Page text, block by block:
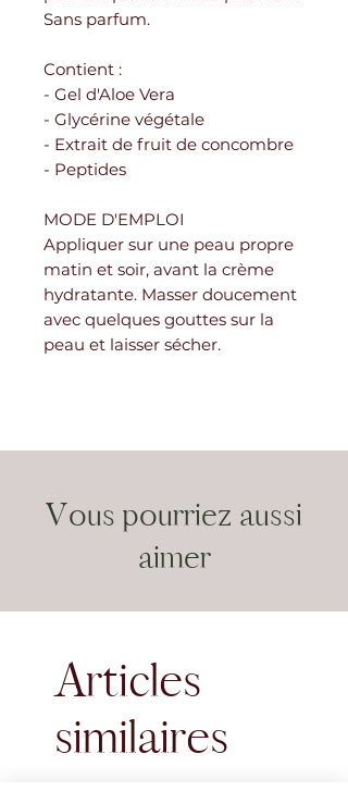
Sans parfum.
Contient :
- Gel d'Aloe Vera
- Glycérine végétale
- Extrait de fruit de concombre
- Peptides
MODE D'EMPLOI
Appliquer sur une peau propre
matin et soir, avant la crème
hydratante. Masser doucement
avec quelques gouttes sur la
peau et laisser sécher.
Vous pourriez aussi
aimer
Articles
similaires